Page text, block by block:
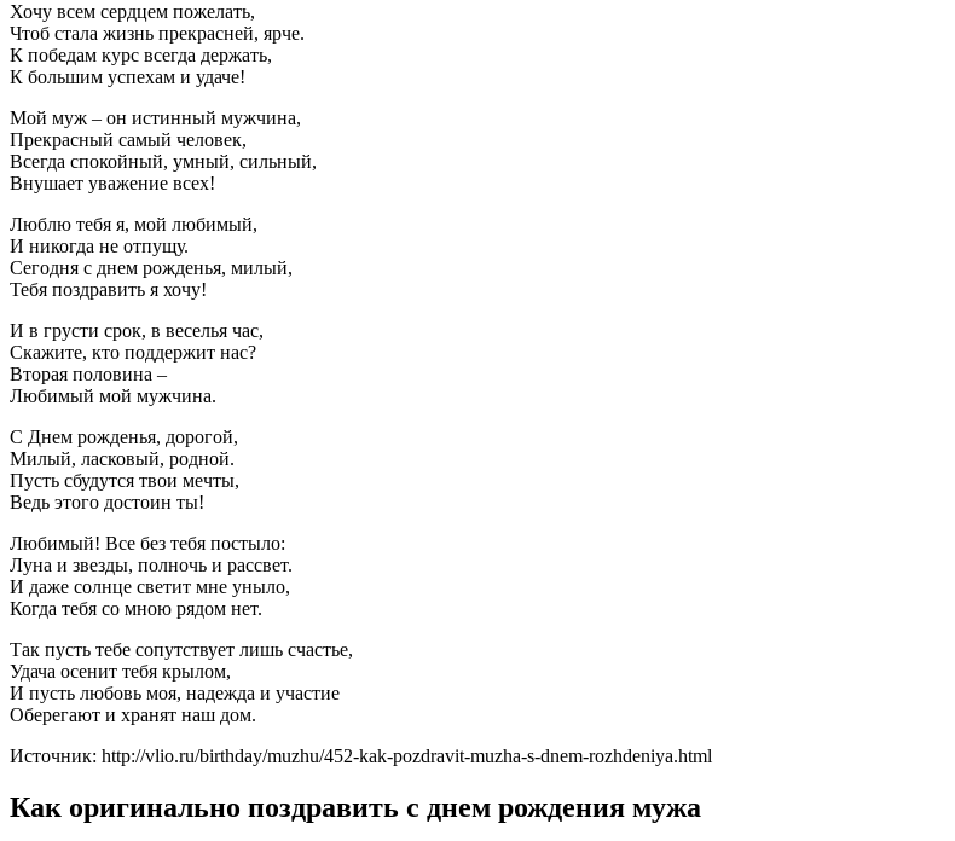
Хочу всем сердцем пожелать,
Чтоб стала жизнь прекрасней, ярче.
К победам курс всегда держать,
К большим успехам и удаче!
Мой муж – он истинный мужчина,
Прекрасный самый человек,
Всегда спокойный, умный, сильный,
Внушает уважение всех!
Люблю тебя я, мой любимый,
И никогда не отпущу.
Сегодня с днем рожденья, милый,
Тебя поздравить я хочу!
И в грусти срок, в веселья час,
Скажите, кто поддержит нас?
Вторая половина –
Любимый мой мужчина.
С Днем рожденья, дорогой,
Милый, ласковый, родной.
Пусть сбудутся твои мечты,
Ведь этого достоин ты!
Любимый! Все без тебя постыло:
Луна и звезды, полночь и рассвет.
И даже солнце светит мне уныло,
Когда тебя со мною рядом нет.
Так пусть тебе сопутствует лишь счастье,
Удача осенит тебя крылом,
И пусть любовь моя, надежда и участие
Оберегают и хранят наш дом.
Источник: http://vlio.ru/birthday/muzhu/452-kak-pozdravit-muzha-s-dnem-rozhdeniya.html
Как оригинально поздравить с днем рождения мужа